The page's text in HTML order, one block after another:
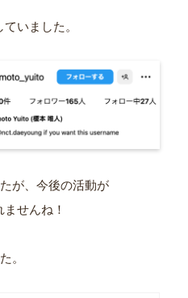
いました。
が、今後の活動が
せんね！
。